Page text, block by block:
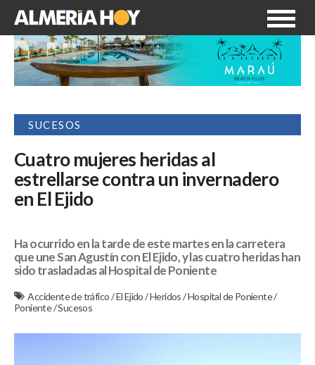
SUCESOS
Cuatro mujeres heridas al
estrellarse contra un invernadero
en El Ejido
Ha ocurrido en la tarde de este martes en la carretera
que une San Agustín con El Ejido, y las cuatro heridas han
sido trasladadas al Hospital de Poniente
Accidente de tráfico/El Ejido/Heridos/Hospital de Poniente/
Poniente/Sucesos